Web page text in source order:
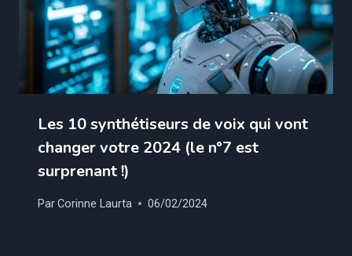
Les 10 synthétiseurs de voix qui vont
changer votre 2024 (le n°7 est
surprenant !)
ParCorinne Laurta 06/02/2024